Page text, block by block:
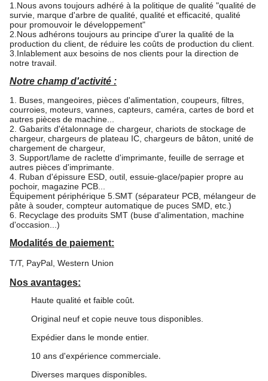
1.Nous avons toujours adhéré à la politique de qualité "qualité de
survie, marque d'arbre de qualité, qualité et efficacité, qualité
pour promouvoir le développement"
2.Nous adhérons toujours au principe d'urer la qualité de la
production du client, de réduire les coûts de production du client.
3.Inlablement aux besoins de nos clients pour la direction de
notre travail.
Notre champ d'activité :
1. Buses, mangeoires, pièces d'alimentation, coupeurs, filtres,
courroies, moteurs, vannes, capteurs, caméra, cartes de bord et
autres pièces de machine...
2. Gabarits d'étalonnage de chargeur, chariots de stockage de
chargeur, chargeurs de plateau IC, chargeurs de bâton, unité de
chargement de chargeur,
3. Support/lame de raclette d'imprimante, feuille de serrage et
autres pièces d'imprimante.
4. Ruban d'épissure ESD, outil, essuie-glace/papier propre au
pochoir, magazine PCB...
Équipement périphérique 5.SMT (séparateur PCB, mélangeur de
pâte à souder, compteur automatique de puces SMD, etc.)
6. Recyclage des produits SMT (buse d'alimentation, machine
d'occasion...)
Modalités de paiement:
T/T, PayPal, Western Union
Nos avantages:
Haute qualité et faible coût.
Original neuf et copie neuve tous disponibles.
Expédier dans le monde entier.
10 ans d'expérience commerciale.
Diverses marques disponibles.